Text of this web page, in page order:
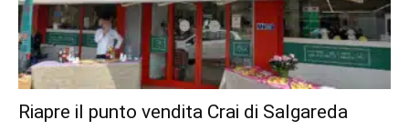
Riapre il punto vendita Crai di Salgareda